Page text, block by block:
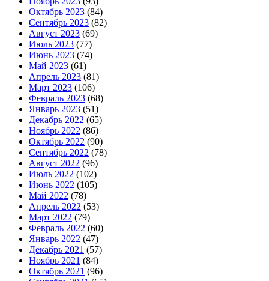
Октябрь 2023 (84)
Сентябрь 2023 (82)
Август 2023 (69)
Июль 2023 (77)
Июнь 2023 (74)
Май 2023 (61)
Апрель 2023 (81)
Март 2023 (106)
Февраль 2023 (68)
Январь 2023 (51)
Декабрь 2022 (65)
Ноябрь 2022 (86)
Октябрь 2022 (90)
Сентябрь 2022 (78)
Август 2022 (96)
Июль 2022 (102)
Июнь 2022 (105)
Май 2022 (78)
Апрель 2022 (53)
Март 2022 (79)
Февраль 2022 (60)
Январь 2022 (47)
Декабрь 2021 (57)
Ноябрь 2021 (84)
Октябрь 2021 (96)